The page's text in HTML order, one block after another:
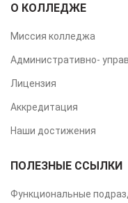
О КОЛЛЕДЖЕ
Миссия колледжа
Административно-
Лицензия
Аккредитация
Наши достижения
ПОЛЕЗНЫЕ ССЫЛКИ
Функциональные